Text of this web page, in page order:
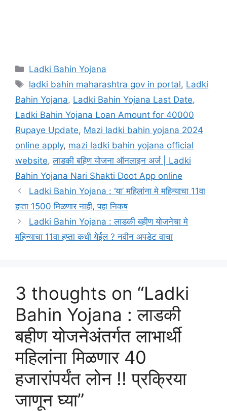
Categories
Ladki Bahin Yojana
Tags
ladki bahin maharashtra gov in portal, Ladki
Bahin Yojana, Ladki Bahin Yojana Last Date,
Ladki Bahin Yojana Loan Amount for 40000
Rupaye Update, Mazi ladki bahin yojana 2024
online apply, mazi ladki bahin yojana official
website,लाडकी बहिण योजना ऑनलाइन अर्ज | Ladki
Bahin Yojana Nari Shakti Doot App online
Ladki Bahin Yojana : ‘या’ महिलांना मे महिन्याचा 11वा
हप्ता 1500 मिळणार नाही, पहा निकष
Ladki Bahin Yojana : लाडकी बहीण योजनेचा मे
महिन्याचा 11वा हप्ता कधी येईल ? नवीन अपडेट वाचा
3 thoughts on “Ladki
Bahin Yojana : लाडकी
बहीण योजनेअंतर्गत लाभार्थी
महिलांना मिळणार 40
हजारांपर्यंत लोन !! प्रक्रिया
जाणून घ्या”